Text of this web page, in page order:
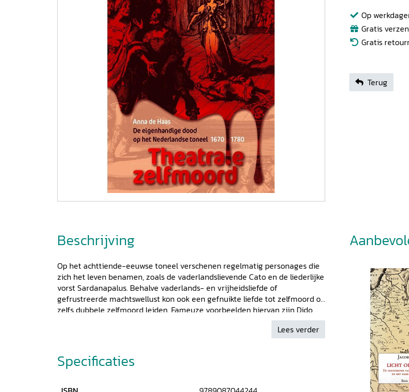
Op
Gratis
Gratis
Terug
Beschrijving
Op het achttiende-eeuwse toneel verschenen regelmatig personages die
zich het leven benamen, zoals de vaderlandslievende Cato en de liederlijke
vorst Sardanapalus. Behalve vaderlands- en vrijheidsliefde of
gefrustreerde machtswellust kon ook een gefnuikte liefde tot zelfmoord of
zelfs dubbele zelfmoord leiden. Fameuze voorbeelden hiervan zijn Dido,
onderzoekt Anna
de Haas de karakters en beweegredenen van dergelijke zelfmoordenaars
volvoeren. Ook de kritiek op de toneelzelfmoord, in de vorm van
beargumenteerde afwijzing of persiflage, krijgt een plaats, evenals de
toneelstukken werden opgevoerd. Ten slotte wordt de vraag gesteld of de
Lees verder
Specificaties